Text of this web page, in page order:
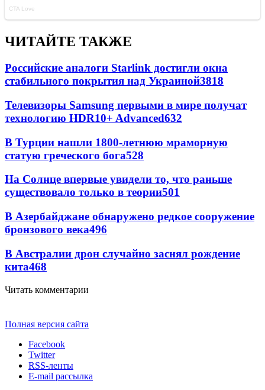
ЧИТАЙТЕ ТАКЖЕ
Российские аналоги Starlink достигли окна
стабильного покрытия над Украиной3818
Телевизоры Samsung первыми в мире получат
технологию HDR10+ Advanced632
В Турции нашли 1800-летнюю мраморную
статую греческого бога528
На Солнце впервые увидели то, что раньше
существовало только в теории501
В Азербайджане обнаружено редкое сооружение
бронзового века496
В Австралии дрон случайно заснял рождение
кита468
Читать комментарии
Полная версия сайта
Facebook
Twitter
RSS-ленты
E-mail рассылка